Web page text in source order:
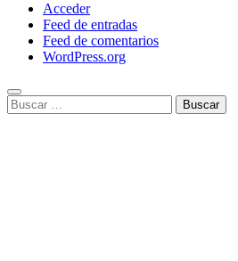
Acceder
Feed de entradas
Feed de comentarios
WordPress.org
Buscar: